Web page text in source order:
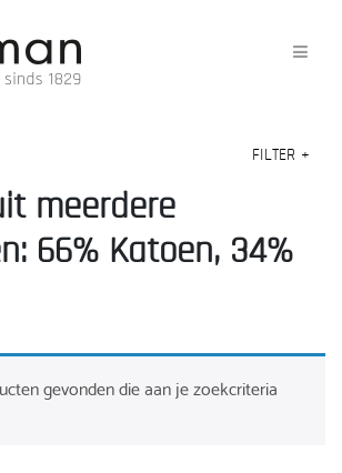
FILTER +
meerdere
66% Katoen, 34%
gevonden die aan je zoekcriteria